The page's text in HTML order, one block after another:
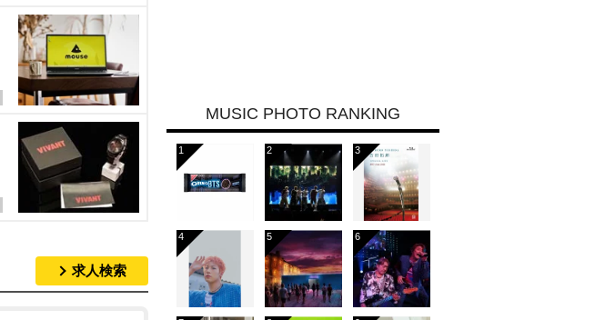
求人検索
MUSIC PHOTO RANKING